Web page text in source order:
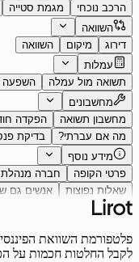
הרכב נוכחי
מגמת סטייה
השוואה
דירוג
מיקום
השוואה
עמלות
תשואה מול עמלה
השפעה
מחשבונים
מחשבון תשואה
הפקדה
מה אם עברתי?
בדיקת
מידע נוסף
פרטי הקופה
חברה מנהלת
שאלות נפוצות
אנשים גם
פלטפורמת השוואת
לקבל החלטות חכמות על